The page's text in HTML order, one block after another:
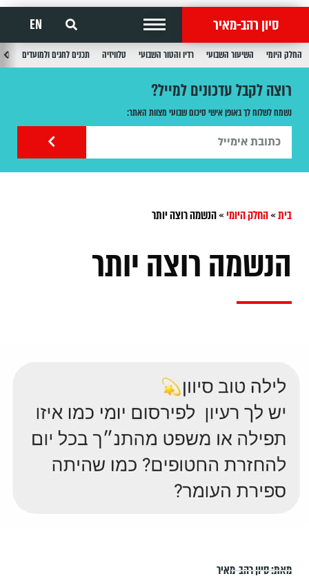
סיון רהב-מאיר EN
החלק היומי השיעור השבועי רדיו והטור השבועי טלוויזיה תכנים לחגים ולמועדים
רוצה לקבל עדכונים למייל?
נשמח לשלוח לך באופן אישי סיכום שבועי מצוות האתר:
בית»החלק היומי»הנשמה רוצה יותר
הנשמה רוצה יותר
מאת:סיון רהב-מאיר